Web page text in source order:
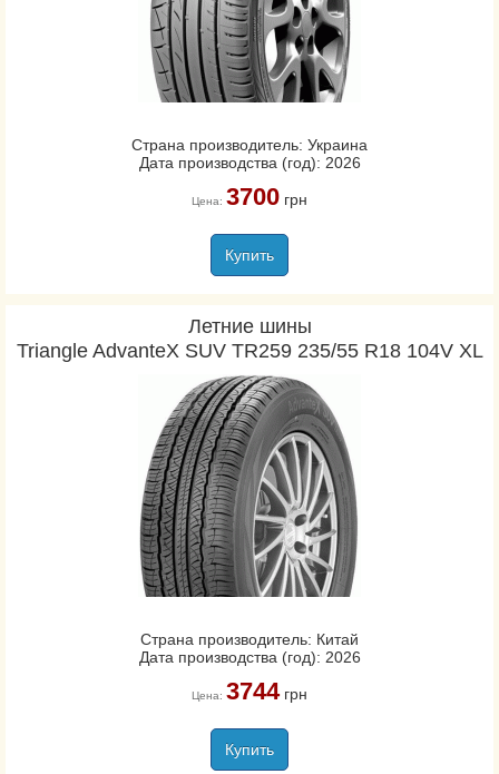
Страна производитель: Украина
Дата производства (год): 2026
Цена: 3700грн
Купить
Летние шины
Triangle AdvanteX SUV TR259 235/55 R18 104V XL
Страна производитель: Китай
Дата производства (год): 2026
Цена: 3744грн
Купить